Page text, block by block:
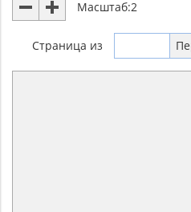
Масштаб:2
Страница из